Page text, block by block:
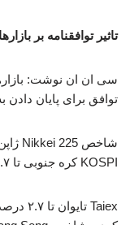
تاثیر توافقنامه بر
سی ان ان نوشت:
توافق برای پایان دادن
KOSPI کره جنوبی تا ۵.۷ درصد افزایش یافت.